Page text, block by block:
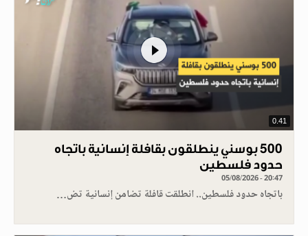
0.41
500 بوسني ينطلقون بقافلة إنسانية باتجاه
حدود فلسطين
05/08/2026 - 20:47
باتجاه حدود فلسطين.. انطلقت قافلة تضامن إنسانية تض…